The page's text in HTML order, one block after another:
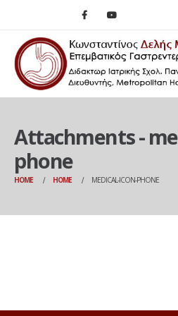
Attachments -
phone
HOME HOME MEDICAL-ICON-PHONE